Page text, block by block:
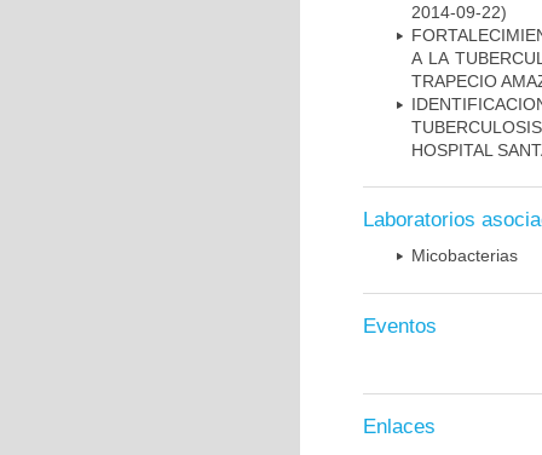
2014-09-22)
A LA
TRAPECIO
HOSPITAL
Laboratorios
Micobacterias
Eventos
Enlaces